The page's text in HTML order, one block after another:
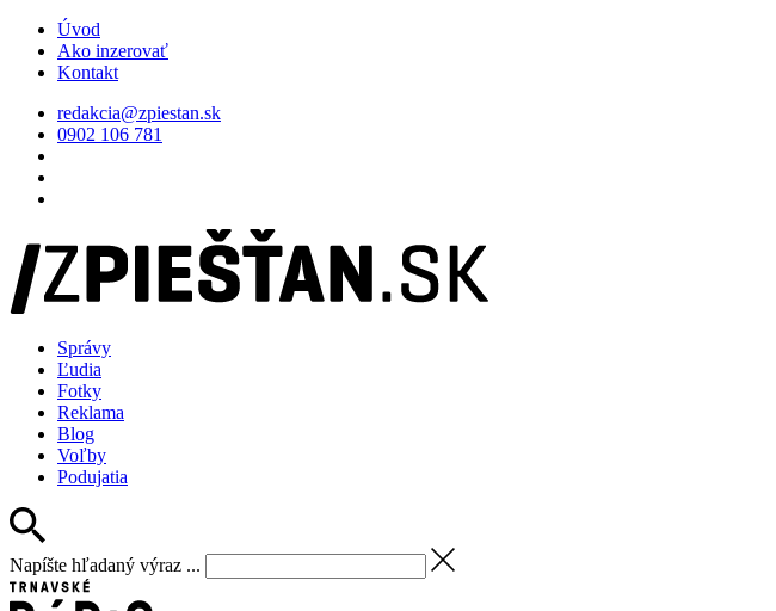
Úvod
Ako inzerovať
Kontakt
redakcia@zpiestan.sk
0902 106 781
Správy
Ľudia
Fotky
Reklama
Blog
Voľby
Podujatia
Napíšte hľadaný výraz ...